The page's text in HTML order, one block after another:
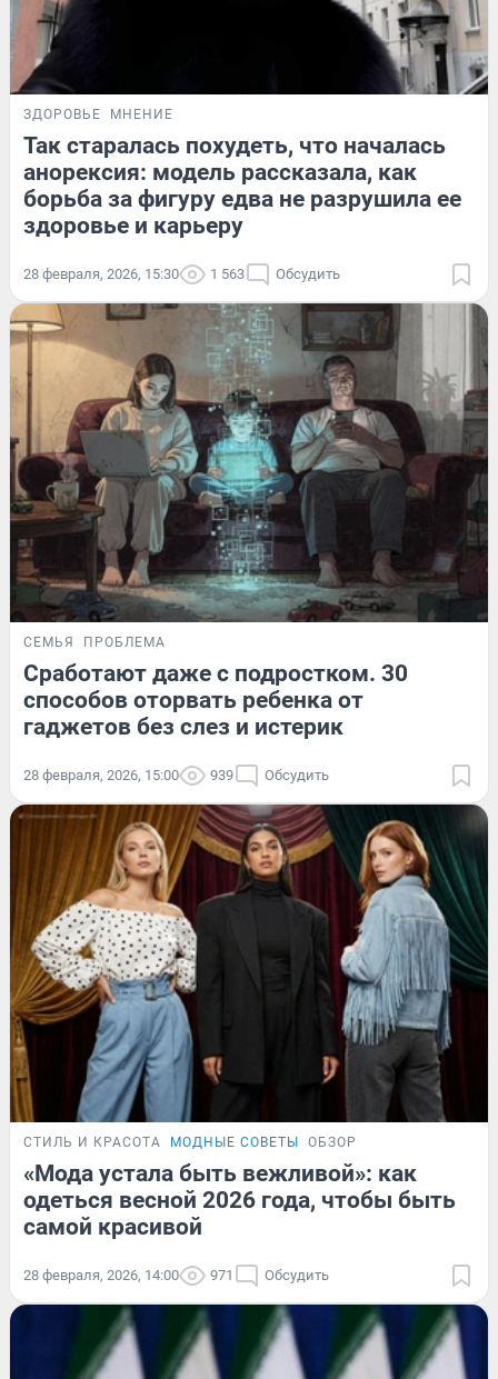
ЗДОРОВЬЕ МНЕНИЕ
Так старалась похудеть, что началась
анорексия: модель рассказала, как
борьба за фигуру едва не разрушила ее
здоровье и карьеру
28 февраля, 2026, 15:30 1 563 Обсудить
СЕМЬЯ ПРОБЛЕМА
Сработают даже с подростком. 30
способов оторвать ребенка от
гаджетов без слез и истерик
28 февраля, 2026, 15:00 939 Обсудить
СТИЛЬ И КРАСОТА МОДНЫЕ СОВЕТЫ ОБЗОР
«Мода устала быть вежливой»: как
одеться весной 2026 года, чтобы быть
самой красивой
28 февраля, 2026, 14:00 971 Обсудить